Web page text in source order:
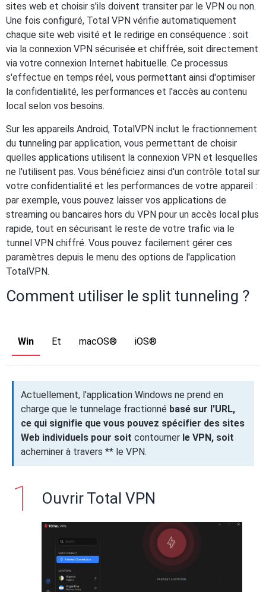
sites web et choisir s'ils doivent transiter par le VPN ou non.
Une fois configuré, Total VPN vérifie automatiquement
chaque site web visité et le redirige en conséquence : soit
via la connexion VPN sécurisée et chiffrée, soit directement
via votre connexion Internet habituelle. Ce processus
s'effectue en temps réel, vous permettant ainsi d'optimiser
la confidentialité, les performances et l'accès au contenu
local selon vos besoins.
Sur les appareils Android, TotalVPN inclut le fractionnement
du tunneling par application, vous permettant de choisir
quelles applications utilisent la connexion VPN et lesquelles
ne l'utilisent pas. Vous bénéficiez ainsi d'un contrôle total sur
votre confidentialité et les performances de votre appareil :
par exemple, vous pouvez laisser vos applications de
streaming ou bancaires hors du VPN pour un accès local plus
rapide, tout en sécurisant le reste de votre trafic via le
tunnel VPN chiffré. Vous pouvez facilement gérer ces
paramètres depuis le menu des options de l'application
TotalVPN.
Comment utiliser le split tunneling ?
Win Et macOS® iOS®
Actuellement, l'application Windows ne prend en
charge que le tunnelage fractionné basé sur l'URL,
ce qui signifie que vous pouvez spécifier des sites
Web individuels pour soit contourner le VPN, soit
acheminer à travers ** le VPN.
Ouvrir Total VPN